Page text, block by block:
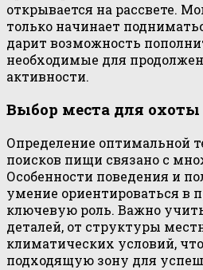
открывается на рассвете.
только начинает
дарит возможность
необходимые для
активности.
Выбор места для охоты
Определение оптимальной
поисков пищи связано с
Особенности поведения и
умение ориентироваться в
ключевую роль. Важно
деталей, от структуры
климатических условий,
подходящую зону для